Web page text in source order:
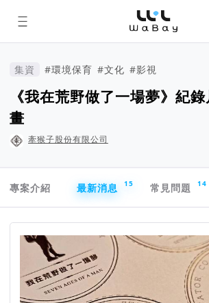
WaBay 挖貝 |
集資 / 群眾募資平
集資 #環境保育 #文化 #影視
《我在荒野做了一場夢》紀
畫
牽猴子股份有限公司
專案介紹
最新消息 15 常見問題 14